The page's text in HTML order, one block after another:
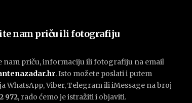
nam priču ili fotografiju
nam priču, informaciju ili fotografiju na email
. Isto možete poslati i putem
WhatsApp, Viber, Telegram ili iMessage na broj
972, rado ćemo je istražiti i objaviti.